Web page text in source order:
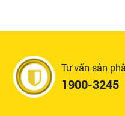
Tư vấn sản
1900-3245